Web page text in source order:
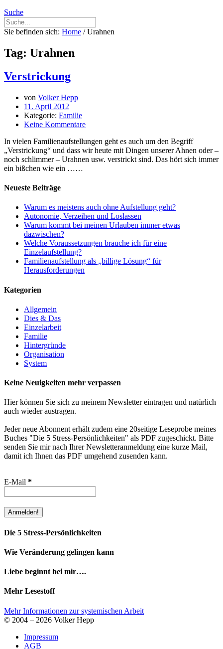
Suche
Sie befinden sich: Home / Urahnen
Tag: Urahnen
Verstrickung
von Volker Hepp
11. April 2012
Kategorie: Familie
Keine Kommentare
In vielen Familienaufstellungen geht es auch um den Begriff
„Verstrickung“ und dass wir heute mit Dingen unserer Ahnen oder –
noch schlimmer – Urahnen usw. verstrickt sind. Das hört sich immer
ein bißchen wie ein ……
Neueste Beiträge
Warum es meistens auch ohne Aufstellung geht?
Autonomie, Verzeihen und Loslassen
Warum kommt bei meinen Urlauben immer etwas
dazwischen?
Welche Voraussetzungen brauche ich für eine
Einzelaufstellung?
Familienaufstellung als „billige Lösung“ für
Herausforderungen
Kategorien
Allgemein
Dies & Das
Einzelarbeit
Familie
Hintergründe
Organisation
System
Keine Neuigkeiten mehr verpassen
Hier können Sie sich zu meinem Newsletter eintragen und natürlich
auch wieder austragen.
Jeder neue Abonnent erhält zudem eine 20seitige Leseprobe meines
Buches "Die 5 Stress-Persönlichkeiten" als PDF zugeschickt. Bitte
senden Sie mir nach Ihrer Newsletteranmeldung eine kurze Mail,
damit ich Ihnen das PDF umgehend zusenden kann.
E-Mail *
Die 5 Stress-Persönlichkeiten
Wie Veränderung gelingen kann
Liebe beginnt bei mir….
Mehr Lesestoff
Mehr Informationen zur systemischen Arbeit
© 2004 – 2026 Volker Hepp
Impressum
AGB